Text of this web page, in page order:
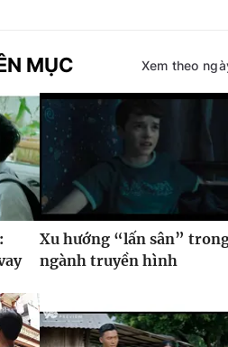
MỤC Xem theo
Xu hướng “lấn sân”
ngành truyền hình